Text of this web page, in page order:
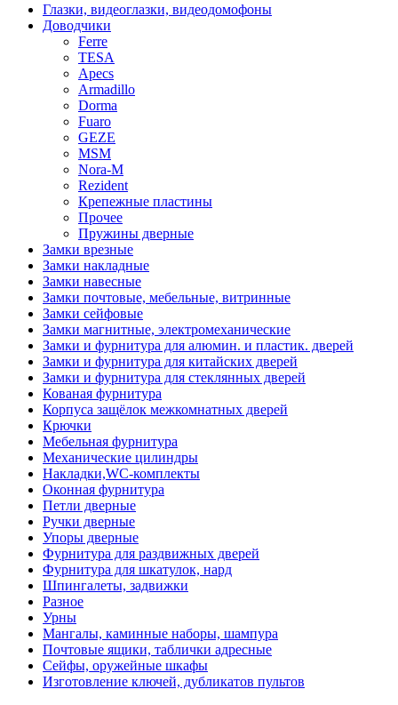
Глазки, видеоглазки, видеодомофоны
Доводчики
Ferre
TESA
Apecs
Armadillo
Dorma
Fuaro
GEZE
MSM
Nora-M
Rezident
Крепежные пластины
Прочее
Пружины дверные
Замки врезные
Замки накладные
Замки навесные
Замки почтовые, мебельные, витринные
Замки сейфовые
Замки магнитные, электромеханические
Замки и фурнитура для алюмин. и пластик. дверей
Замки и фурнитура для китайских дверей
Замки и фурнитура для стеклянных дверей
Кованая фурнитура
Корпуса защёлок межкомнатных дверей
Крючки
Мебельная фурнитура
Механические цилиндры
Накладки,WC-комплекты
Оконная фурнитура
Петли дверные
Ручки дверные
Упоры дверные
Фурнитура для раздвижных дверей
Фурнитура для шкатулок, нард
Шпингалеты, задвижки
Разное
Урны
Мангалы, каминные наборы, шампура
Почтовые ящики, таблички адресные
Сейфы, оружейные шкафы
Изготовление ключей, дубликатов пультов